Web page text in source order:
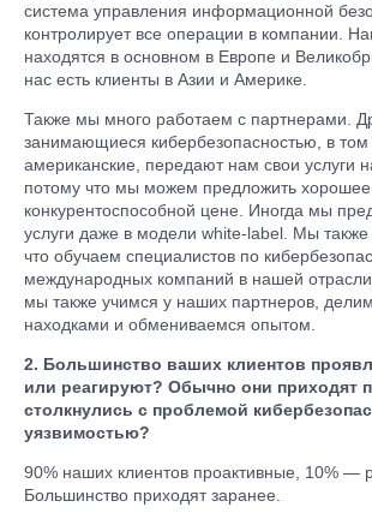
система управления информационной
контролирует все операции в компании.
находятся в основном в Европе и
нас есть клиенты в Азии и Америке.
Также мы много работаем с партнерами.
занимающиеся кибербезопасностью, в том
американские, передают нам свои услуги
потому что мы можем предложить хорошее
конкурентоспособной цене. Иногда мы
услуги даже в модели white-label. Мы также
что обучаем специалистов по
международных компаний в нашей
мы также учимся у наших партнеров,
находками и обмениваемся опытом.
2. Большинство ваших клиентов
или реагируют? Обычно они приходят
столкнулись с проблемой
уязвимостью?
90% наших клиентов проактивные, 10% —
Большинство приходят заранее.